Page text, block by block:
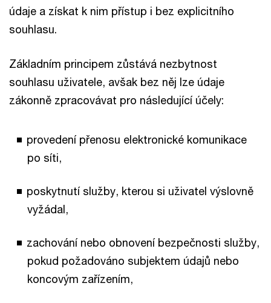
údaje a získat k nim přístup i bez explicitního
souhlasu.
Základním principem zůstává nezbytnost
souhlasu uživatele, avšak bez něj lze údaje
zákonně zpracovávat pro následující účely:
provedení přenosu elektronické komunikace
po síti,
poskytnutí služby, kterou si uživatel výslovně
vyžádal,
zachování nebo obnovení bezpečnosti služby,
pokud požadováno subjektem údajů nebo
koncovým zařízením,